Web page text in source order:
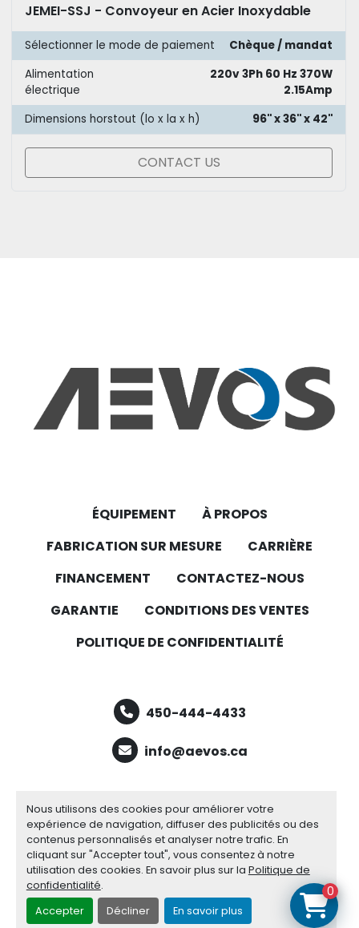
Nous utilisons des cookies pour améliorer votre
expérience de navigation, diffuser des publicités ou des
contenus personnalisés et analyser notre trafic. En
cliquant sur "Accepter tout", vous consentez à notre
utilisation des cookies. En savoir plus sur la Politique de
confidentialité.
Accepter
Décliner En savoir plus
JEMEI-SSJ - Convoyeur en Acier Inoxydable
Sélectionner le mode de paiement
Chèque / mandat
Alimentation
électrique
220v 3Ph 60 Hz 370W
2.15Amp
Dimensions horstout (lo x la x h)
96'' x 36'' x 42''
CONTACT US
ÉQUIPEMENT
À PROPOS
FABRICATION SUR MESURE
CARRIÈRE
FINANCEMENT
CONTACTEZ-NOUS
GARANTIE
CONDITIONS DES VENTES
POLITIQUE DE CONFIDENTIALITÉ
450-444-4433
info@aevos.ca
facebook
youtube
linkedin
Gérez les cookies
Site web
0